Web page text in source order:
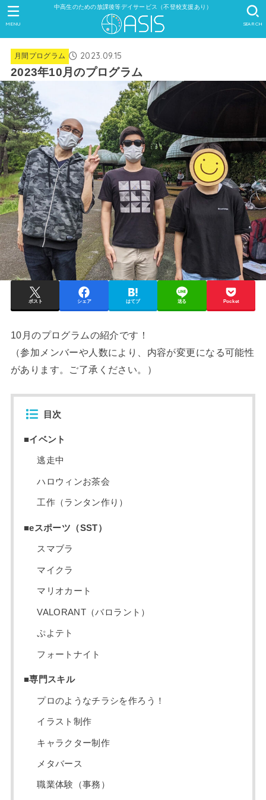
中高生のための放課後等デイサービス（不登校支援あり）
SEARCH
MENU
月間プログラム 2023.09.15
2023年10月のプログラム
ポスト シェア はてブ 送る Pocket
10月のプログラムの紹介です！
（参加メンバーや人数により、内容が変更になる可能性
があります。ご了承ください。）
目次
■イベント
逃走中
ハロウィンお茶会
工作（ランタン作り）
■eスポーツ（SST）
スマブラ
マイクラ
マリオカート
VALORANT（バロラント）
ぷよテト
フォートナイト
■専門スキル
プロのようなチラシを作ろう！
イラスト制作
キャラクター制作
メタバース
職業体験（事務）